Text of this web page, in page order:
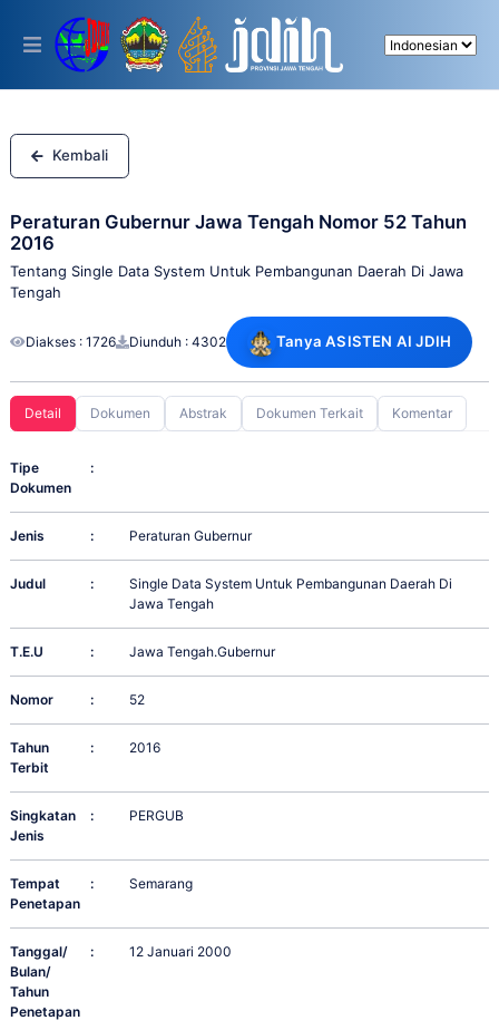
This
includes
accessibility
system.
Kembali
Peraturan Gubernur Jawa Tengah Nomor 52 Tahun
2016
Tentang Single Data System Untuk Pembangunan Daerah Di Jawa
Tengah
Diakses : 1726 Diunduh : 4302 Tanya ASISTEN AI JDIH
Detail Dokumen Abstrak Dokumen Terkait Komentar
Tipe
Dokumen
:
Jenis : Peraturan Gubernur
Judul :
Single Data System Untuk Pembangunan Daerah Di
Jawa Tengah
T.E.U : Jawa Tengah.Gubernur
Nomor : 52
Tahun
Terbit
: 2016
Singkatan
Jenis
: PERGUB
Tempat
Penetapan
: Semarang
Tanggal/
Bulan/
Tahun
Penetapan
: 12 Januari 2000